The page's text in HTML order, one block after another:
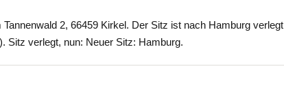
2, 66459 Kirkel. Der Sitz ist nach Hamburg verlegt
Sitz verlegt, nun: Neuer Sitz: Hamburg.